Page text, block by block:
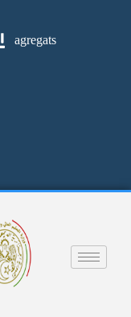
agregats